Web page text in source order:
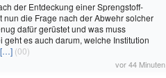
der Entdeckung einer Sprengstoff-
die Frage nach der Abwehr solcher
dafür gerüstet und was muss
es auch darum, welche Institution
[…] (00)
vor 44 Minuten